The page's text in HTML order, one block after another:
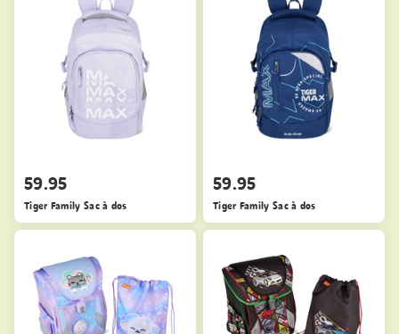
59.95
Tiger Family Sac à dos
59.95
Tiger Family Sac à dos